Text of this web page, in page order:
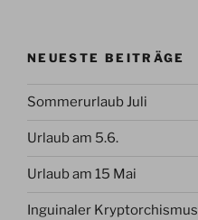
NEUESTE BEITRÄGE
Sommerurlaub Juli
Urlaub am 5.6.
Urlaub am 15 Mai
Inguinaler Kryptorchismus